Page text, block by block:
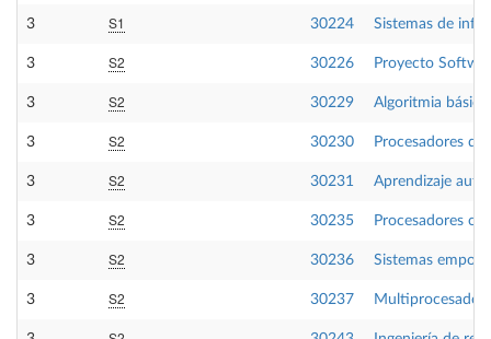
3 S1 30224 Sistemas de
3 S2 30226 Proyecto
3 S2 30229 Algoritmia básica
3 S2 30230 Procesadores de
3 S2 30231 Aprendizaje
3 S2 30235 Procesadores
3 S2 30236 Sistemas
3 S2 30237